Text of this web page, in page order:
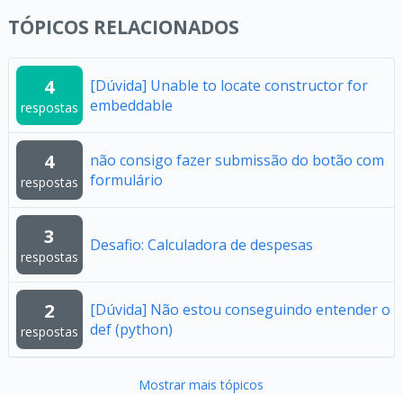
TÓPICOS RELACIONADOS
4
respostas
[Dúvida] Unable to locate constructor for
embeddable
4
respostas
não consigo fazer submissão do botão com
formulário
3
respostas
Desafio: Calculadora de despesas
2
respostas
[Dúvida] Não estou conseguindo entender o
def (python)
Mostrar mais tópicos